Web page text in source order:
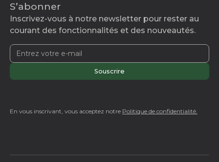
S’abonner
Inscrivez-vous à notre newsletter pour rester au
courant des fonctionnalités et des nouveautés.
En vous inscrivant, vous acceptez notre Politique de confidentialité.